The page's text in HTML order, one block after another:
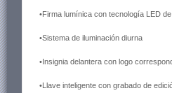
•Firma lumínica con tecnología LED
•Sistema de iluminación diurna
•Insignia delantera con logo
•Llave inteligente con grabado de